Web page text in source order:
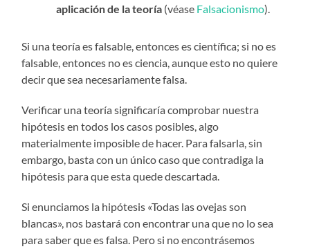
aplicación de la teoría (véase Falsacionismo).
Si una teoría es falsable, entonces es científica; si no es
falsable, entonces no es ciencia, aunque esto no quiere
decir que sea necesariamente falsa.
Verificar una teoría significaría comprobar nuestra
hipótesis en todos los casos posibles, algo
materialmente imposible de hacer. Para falsarla, sin
embargo, basta con un único caso que contradiga la
hipótesis para que esta quede descartada.
Si enunciamos la hipótesis «Todas las ovejas son
blancas», nos bastará con encontrar una que no lo sea
para saber que es falsa. Pero si no encontrásemos